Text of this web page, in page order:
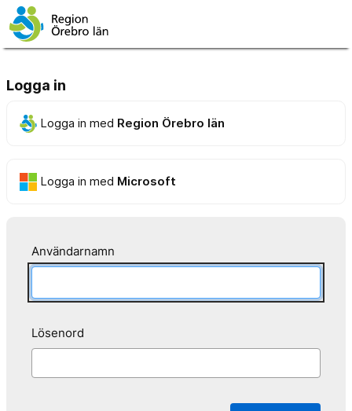
Logga in
Logga in med Region Örebro län
Logga in med Microsoft
Användarnamn
Lösenord